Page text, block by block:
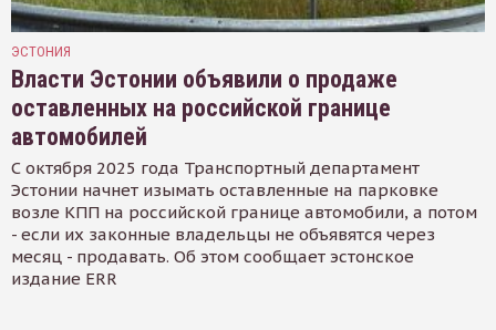
ЭСТОНИЯ
Власти Эстонии объявили о продаже
оставленных на российской границе
автомобилей
С октября 2025 года Транспортный департамент
Эстонии начнет изымать оставленные на парковке
возле КПП на российской границе автомобили, а потом
- если их законные владельцы не объявятся через
месяц - продавать. Об этом сообщает эстонское
издание ERR